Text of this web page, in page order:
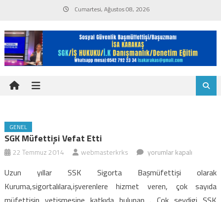
content
Cumartesi, Ağustos 08, 2026
GENEL
SGK Müfettişi Vefat Etti
22 Temmuz 2014 webmasterkrks
SGK
vefat
etti
yorumlar kapalı
Uzun yıllar SSK Sigorta Başmüfettişi olarak
Kuruma,sigortalılara,işverenlere hizmet veren, çok sayıda